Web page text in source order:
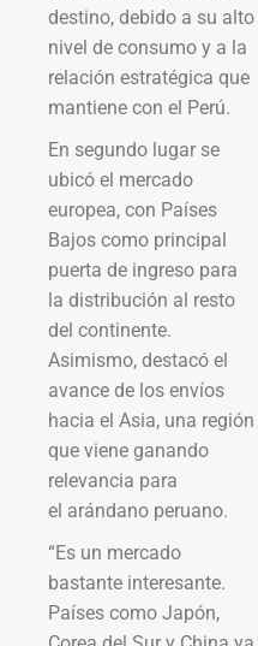
destino, debido a su alto
nivel de consumo y a la
relación estratégica que
mantiene con el Perú.
En segundo lugar se
ubicó el mercado
europea, con Países
Bajos como principal
puerta de ingreso para
la distribución al resto
del continente.
Asimismo, destacó el
avance de los envíos
hacia el Asia, una región
que viene ganando
relevancia para
el arándano peruano.
“Es un mercado
bastante interesante.
Países como Japón,